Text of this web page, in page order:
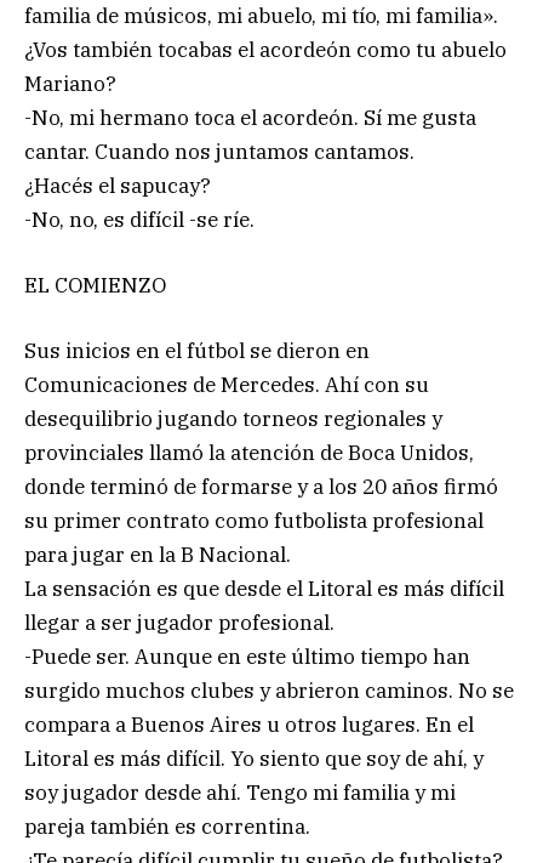
familia de músicos, mi abuelo, mi tío, mi familia».
¿Vos también tocabas el acordeón como tu abuelo
Mariano?
-No, mi hermano toca el acordeón. Sí me gusta
cantar. Cuando nos juntamos cantamos.
¿Hacés el sapucay?
-No, no, es difícil -se ríe.
EL COMIENZO
Sus inicios en el fútbol se dieron en
Comunicaciones de Mercedes. Ahí con su
desequilibrio jugando torneos regionales y
provinciales llamó la atención de Boca Unidos,
donde terminó de formarse y a los 20 años firmó
su primer contrato como futbolista profesional
para jugar en la B Nacional.
La sensación es que desde el Litoral es más difícil
llegar a ser jugador profesional.
-Puede ser. Aunque en este último tiempo han
surgido muchos clubes y abrieron caminos. No se
compara a Buenos Aires u otros lugares. En el
Litoral es más difícil. Yo siento que soy de ahí, y
soy jugador desde ahí. Tengo mi familia y mi
pareja también es correntina.